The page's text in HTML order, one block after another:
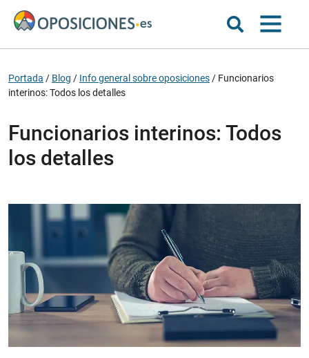
Portada / Blog / Info general sobre oposiciones / Funcionarios
interinos: Todos los detalles
Funcionarios interinos: Todos
los detalles